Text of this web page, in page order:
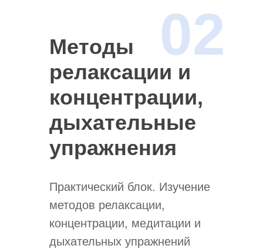
02
Методы
релаксации и
концентрации,
дыхательные
упражнения
Практический блок. Изучение
методов релаксации,
концентрации, медитации и
дыхательных упражнений